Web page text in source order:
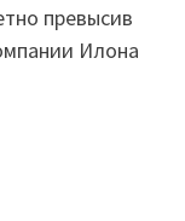
превысив
Илона